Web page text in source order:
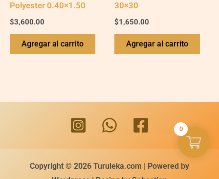
Polyester 0.40×1.50
$3,600.00
Agregar al carrito
30×30
$1,650.00
Agregar al carrito
Copyright © 2026 Turuleka.com | Powered by
0